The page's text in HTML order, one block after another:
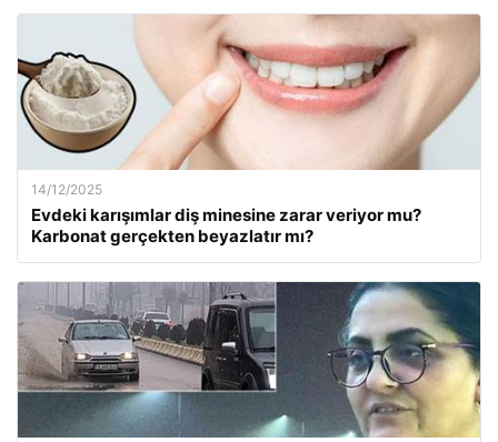
14/12/2025
Evdeki karışımlar diş minesine zarar veriyor mu?
Karbonat gerçekten beyazlatır mı?